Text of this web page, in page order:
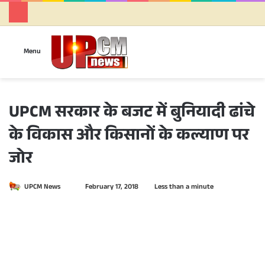
Menu
UPCM सरकार के बजट में बुनियादी ढांचे
के विकास और किसानों के कल्याण पर
जोर
UPCM News February 17, 2018 Less than a minute